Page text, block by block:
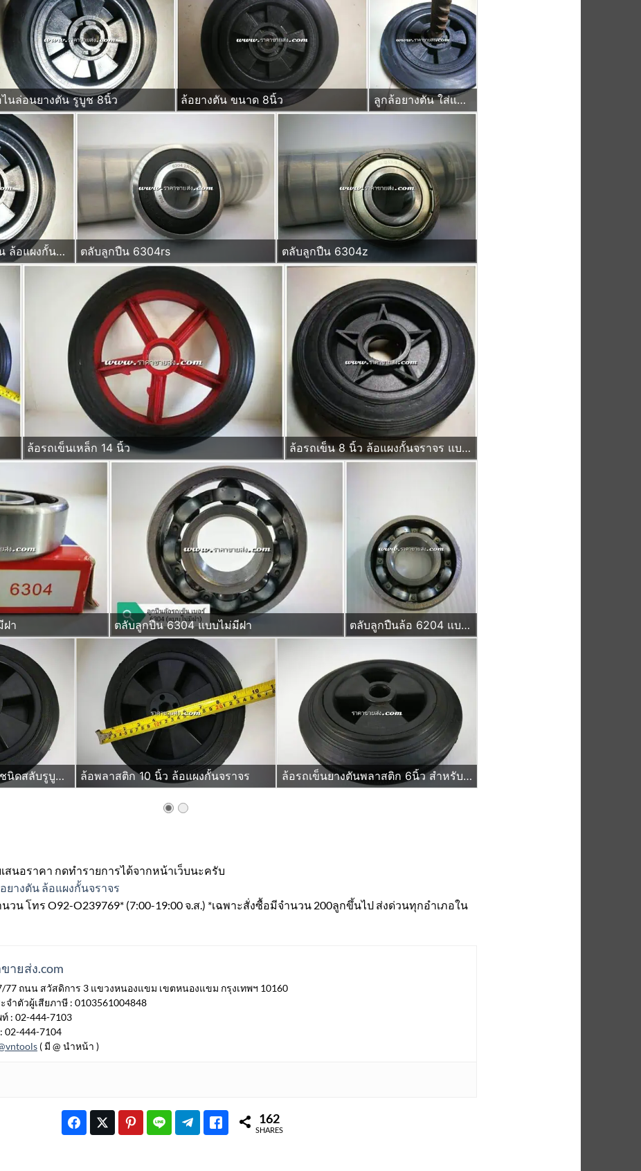
ไนล่อนยางตัน รูบูช 8นิ้ว ล้อยางตัน ขนาด 8นิ้ว ลูกล้อยางตัน ใส่แกนเพลา หกหุน
ล้อรถเข็น พลาสติก ยางตัน ล้อแผงกั้นจราจรขนาด 8 นิ้ว รูบูช ไม่ใช้ลูกปืน ตลับลูกปืน 6304rs ตลับลูกปืน 6304z
ล้อรถเข็นเหล็ก 14 นิ้ว ล้อรถเข็น 8 นิ้ว ล้อแผงกั้นจราจร แบบบ่าใส่ ตลับลูกปืน
า ตลับลูกปืน 6304 แบบไม่มีฝา ตลับลูกปืนล้อ 6204 แบบไม่มีฝ
ล้อพลาสติกยางตัน 10นิ้ว ชนิดสลับรูบูชและเปลี่ยนมาใส่ลูกปืนได้ด้วย ล้อพลาสติก 10 นิ้ว ล้อแผงกั้นจราจร ล้อรถเข็นยางตันพลาสติก 6นิ้ว สำหรับเป็นล้ออะไหล่ รถเข็นผัก รถเข็นของ แผงป้ายจราจร
สนอราคา กดทำรายการได้จากหน้าเว็บนะครับ
ยางตัน ล้อแผงกั้นจราจร
วน โทร O92-O239769* (7:00-19:00 จ.ส.) *เฉพาะสั่งซื้อมีจำนวน 200ลูกขึ้นไป ส่งด่วนทุกอำเภอใน
ายส่ง.com
77 ถนน สวัสดิการ 3 แขวงหนองแขม เขตหนองแขม กรุงเทพฯ 10160
จำตัวผู้เสียภาษี : 0103561004848
: 02-444-7103
02-444-7104
( มี @ นำหน้า )
162
SHARES